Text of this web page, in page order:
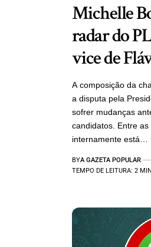
Michelle
radar do
vice de
A composição da
a disputa pela
sofrer mudanças
candidatos. Entre
internamente está…
BYA GAZETA POPULAR
TEMPO DE LEITURA: 2